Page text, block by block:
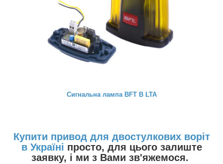
Сигнальна лампа BFT B LTA
Купити привод для двостулкових воріт
в Україні просто, для цього залиште
заявку, і ми з Вами зв'яжемося.